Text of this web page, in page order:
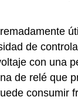
de
con una
de relé que
consumir